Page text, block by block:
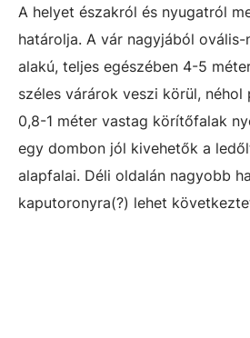
A helyet északról és nyugatról
határolja. A vár nagyjából
alakú, teljes egészében 4-5
széles várárok veszi körül,
0,8-1 méter vastag körítőfalak
egy dombon jól kivehetők a
alapfalai. Déli oldalán nagyobb
kaputoronyra(?) lehet